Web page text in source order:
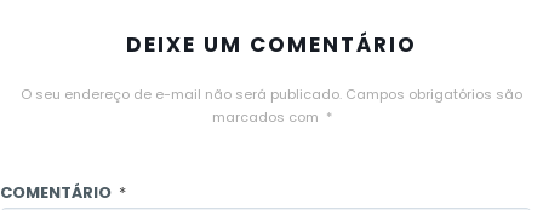
DEIXE UM COMENTÁRIO
O seu endereço de e-mail não será publicado. Campos obrigatórios são
marcados com *
COMENTÁRIO *